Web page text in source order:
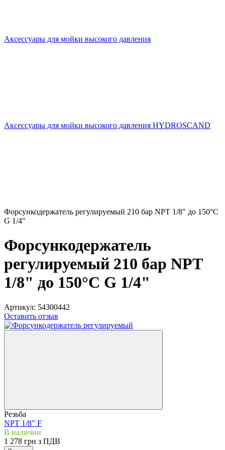
Аксессуары для мойки высокого давления
Аксессуары для мойки высокого давления HYDROSCAND
Форсункодержатель регулируемый 210 бар NPT 1/8" до 150°С
G 1/4"
Форсункодержатель
регулируемый 210 бар NPT
1/8" до 150°С G 1/4"
Артикул: 54300442
Оставить отзыв
Резьба
NPT 1/8" F
В наличии
1 278 грн з ПДВ